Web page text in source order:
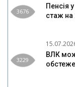
3676
Пенсія
стаж на
3229
ВЛК